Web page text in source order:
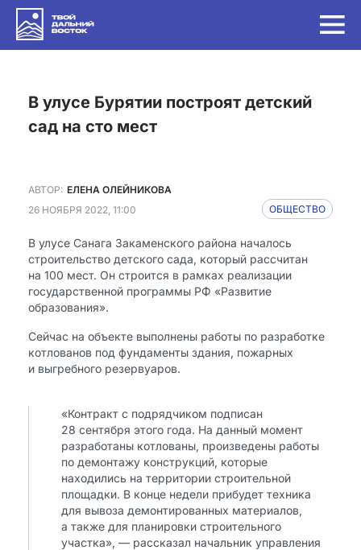
в улусе Бурятии построят детский
сад на сто мест
АВТОР: ЕЛЕНА ОЛЕЙНИКОВА
26 НОЯБРЯ 2022, 11:00
ОБЩЕСТВО
В улусе Санага Закаменского района началось
строительство детского сада, который рассчитан
на 100 мест. Он строится в рамках реализации
государственной программы РФ «Развитие
образования».
Сейчас на объекте выполнены работы по разработке
котлованов под фундаменты здания, пожарных
и выгребного резервуаров.
«Контракт с подрядчиком подписан
28 сентября этого года. На данный момент
разработаны котлованы, произведены работы
по демонтажу конструкций, которые
находились на территории строительной
площадки. В конце недели прибудет техника
для вывоза демонтированных материалов,
а также для планировки строительного
участка», — рассказал начальник управления